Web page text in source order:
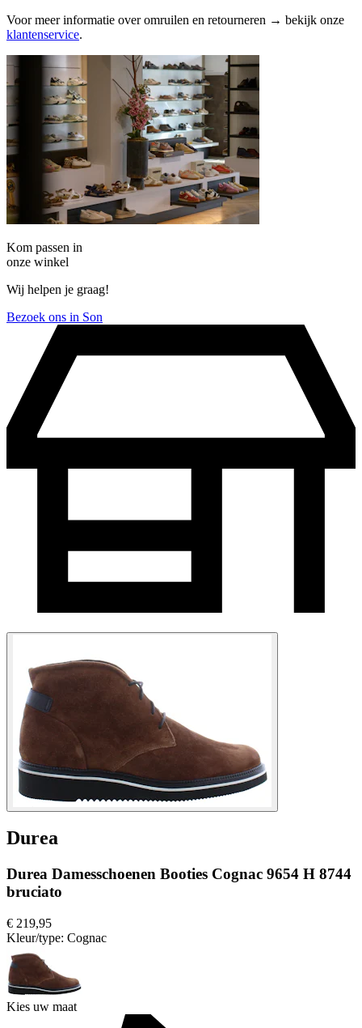
Voor meer informatie over omruilen en retourneren → bekijk onze
klantenservice.
Kom passen in
onze winkel
Wij helpen je graag!
Bezoek ons in Son
Durea
Durea Damesschoenen Booties Cognac 9654 H 8744
bruciato
€ 219,95
Kleur/type: Cognac
Kies uw maat